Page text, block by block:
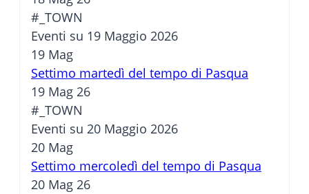
#_TOWN
Eventi su 19 Maggio 2026
19 Mag
Settimo martedì del tempo di Pasqua
19 Mag 26
#_TOWN
Eventi su 20 Maggio 2026
20 Mag
Settimo mercoledì del tempo di Pasqua
20 Mag 26